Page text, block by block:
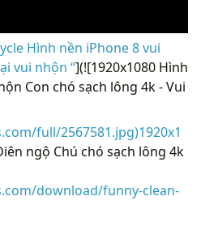
Hình nền iPhone 8 vui
vui nhộn “](![1920x1080 Hình
Con chó sạch lông 4k - Vui
full/2567581.jpg)1920x1
ngộ Chú chó sạch lông 4k
download/funny-clean-